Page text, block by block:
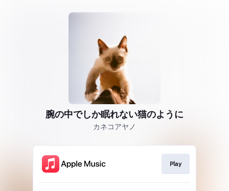
腕の中でしか眠れない猫のように
カネコアヤノ
Play